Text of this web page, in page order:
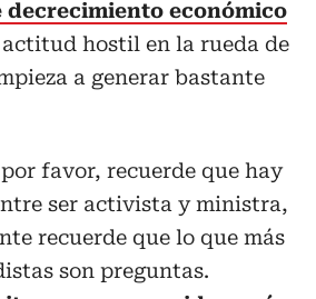
decrecimiento económico
hostil en la rueda de
a generar bastante
favor, recuerde que hay
ser activista y ministra,
recuerde que lo que más
son preguntas.